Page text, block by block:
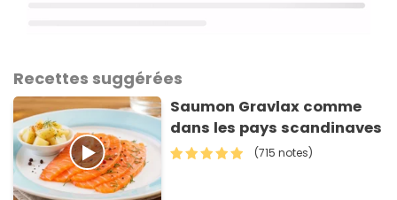
Recettes suggérées
Saumon Gravlax comme
dans les pays scandinaves
(715 notes)